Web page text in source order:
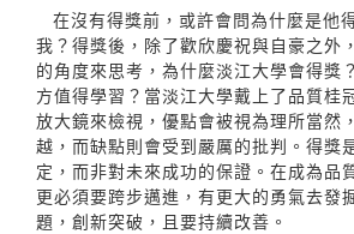
在沒有得獎前，或許會問為什麼是他
我？得獎後，除了歡欣慶祝與自豪之外
的角度來思考，為什麼淡江大學會得獎
方值得學習？當淡江大學戴上了品質桂
放大鏡來檢視，優點會被視為理所當然
越，而缺點則會受到嚴厲的批判。得獎
定，而非對未來成功的保證。在成為品
更必須要跨步邁進，有更大的勇氣去發
題，創新突破，且要持續改善。